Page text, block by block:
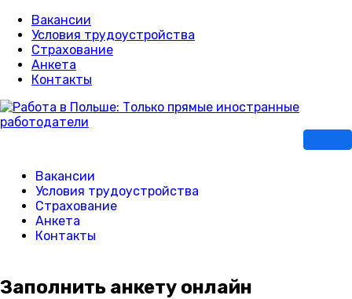
Вакансии
Условия трудоустройства
Страхование
Анкета
Контакты
Вакансии
Условия трудоустройства
Страхование
Анкета
Контакты
Заполнить анкету онлайн